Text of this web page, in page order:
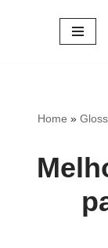
Home »